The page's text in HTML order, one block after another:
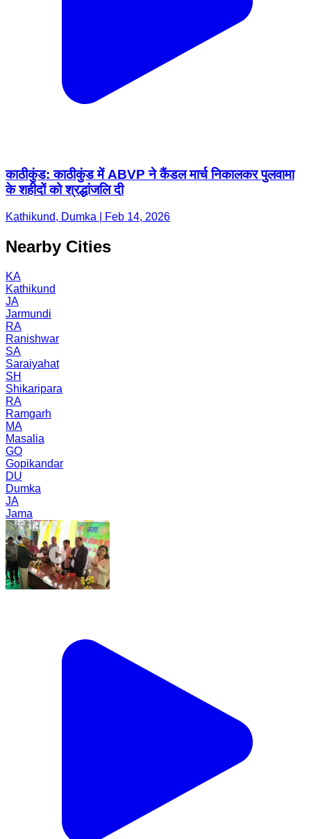
काठीकुंड: काठीकुंड में ABVP ने कैंडल मार्च निकालकर पुलवामा
के शहीदों को श्रद्धांजलि दी
Kathikund, Dumka | Feb 14, 2026
Nearby Cities
KA
Kathikund
JA
Jarmundi
RA
Ranishwar
SA
Saraiyahat
SH
Shikaripara
RA
Ramgarh
MA
Masalia
GO
Gopikandar
DU
Dumka
JA
Jama